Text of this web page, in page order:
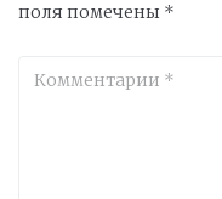
поля помечены *